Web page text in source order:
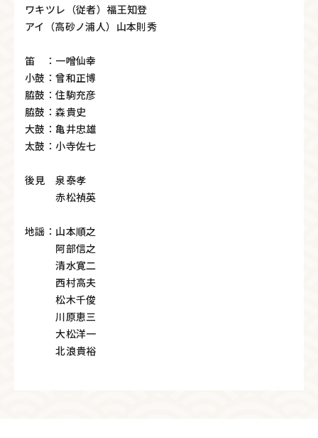
ワキツレ（従者）福王知登
アイ（高砂ノ浦人）山本則秀
笛 ：一噌仙幸
小鼓：曾和正博
脇鼓：住駒充彦
脇鼓：森貴史
大鼓：亀井忠雄
太鼓：小寺佐七
後見 泉泰孝
赤松禎英
地謡：山本順之
阿部信之
清水寛二
西村高夫
松木千俊
川原恵三
大松洋一
北浪貴裕